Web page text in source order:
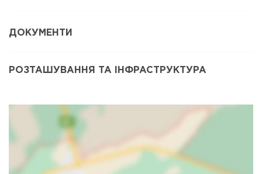
ДОКУМЕНТИ
РОЗТАШУВАННЯ ТА ІНФРАСТРУКТУРА